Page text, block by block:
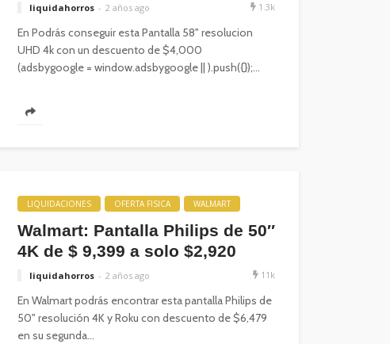
liquidahorros 2 años ago 1.3k
En Podrás conseguir esta Pantalla 58" resolucion
UHD 4k con un descuento de $4,000
(adsbygoogle = window.adsbygoogle || ).push({});...
LIQUIDACIONES OFERTA FISICA WALMART
Walmart: Pantalla Philips de 50″
4K de $ 9,399 a solo $2,920
liquidahorros 2 años ago 11k
En Walmart podrás encontrar esta pantalla Philips de
50" resolución 4K y Roku con descuento de $6,479
en su segunda...